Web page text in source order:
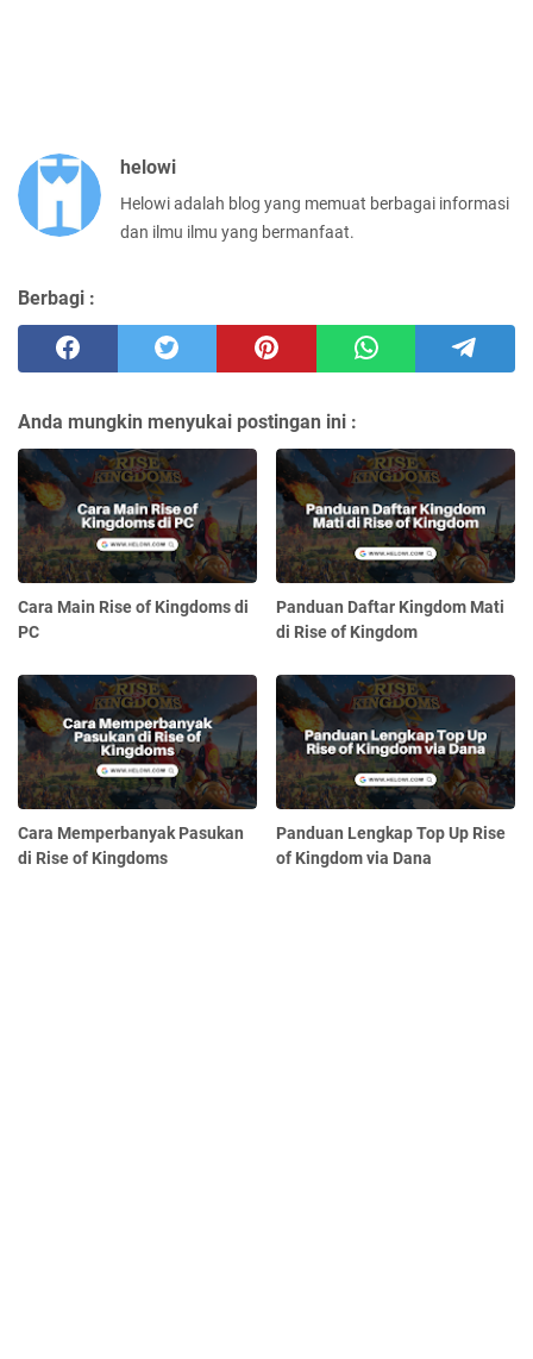
helowi
Helowi adalah blog yang memuat berbagai informasi
dan ilmu ilmu yang bermanfaat.
Berbagi :
Anda mungkin menyukai postingan ini :
Cara Main Rise of Kingdoms di
PC
Panduan Daftar Kingdom Mati
di Rise of Kingdom
Cara Memperbanyak Pasukan
di Rise of Kingdoms
Panduan Lengkap Top Up Rise
of Kingdom via Dana